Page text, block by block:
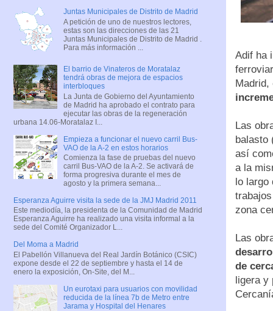
Adif ha
Las
balasto
así
a la
lo largo
zona
Las
de
ligera y
Juntas Municipales de Distrito de Madrid
A petición de uno de nuestros lectores,
estas son las direcciones de las 21
Juntas Municipales de Distrito de Madrid .
Para más información ...
El barrio de Vinateros de Moratalaz
tendrá obras de mejora de espacios
interbloques
La Junta de Gobierno del Ayuntamiento
de Madrid ha aprobado el contrato para
ejecutar las obras de la regeneración
urbana 14.06-Moratalaz I...
Empieza a funcionar el nuevo carril Bus-
VAO de la A-2 en estos horarios
Comienza la fase de pruebas del nuevo
carril Bus-VAO de la A-2. Se activará de
forma progresiva durante el mes de
agosto y la primera semana...
Esperanza Aguirre visita la sede de la JMJ Madrid 2011
Este mediodía, la presidenta de la Comunidad de Madrid
Esperanza Aguirre ha realizado una visita informal a la
sede del Comité Organizador L...
Del Moma a Madrid
El Pabellón Villanueva del Real Jardín Botánico (CSIC)
expone desde el 22 de septiembre y hasta el 14 de
enero la exposición, On-Site, del M...
Un eurotaxi para usuarios con movilidad
reducida de la línea 7b de Metro entre
Jarama y Hospital del Henares